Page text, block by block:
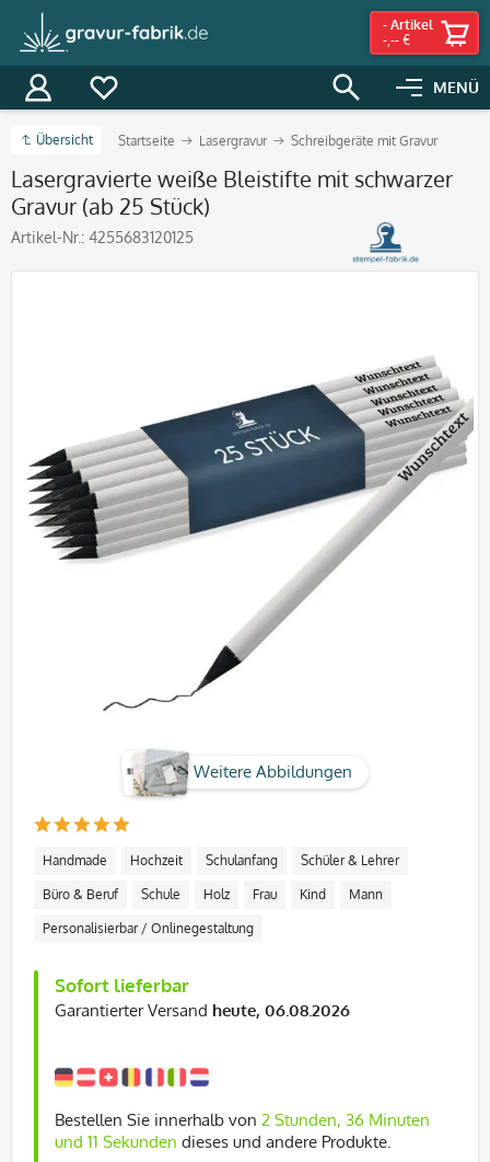
MENÜ
- Artikel
-,-- €
Übersicht Startseite Lasergravur Schreibgeräte mit Gravur
Lasergravierte weiße Bleistifte mit schwarzer
Gravur (ab 25 Stück)
Artikel-Nr.: 4255683120125
Weitere Abbildungen
Handmade Hochzeit Schulanfang Schüler & Lehrer
Büro & Beruf Schule Holz Frau Kind Mann
Personalisierbar / Onlinegestaltung
Sofort lieferbar
Garantierter Versand heute, 06.08.2026
Bestellen Sie innerhalb von 2 Stunden, 36 Minuten
und 10 Sekunden dieses und andere Produkte.